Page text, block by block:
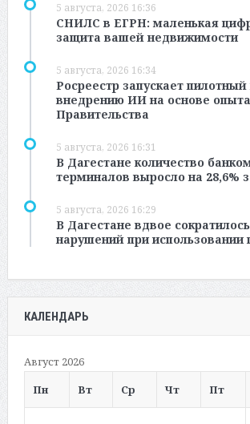
5 августа, 2026 16:36
СНИЛС в ЕГРН: маленькая
защита вашей недвижимости
5 августа, 2026 16:34
Росреестр запускает пилотный
внедрению ИИ на основе
Правительства
5 августа, 2026 16:31
В Дагестане количество
терминалов выросло на 28,6%
5 августа, 2026 16:29
В Дагестане вдвое
нарушений при использовании
КАЛЕНДАРЬ
Август 2026
Пн
Вт Ср Чт Пт